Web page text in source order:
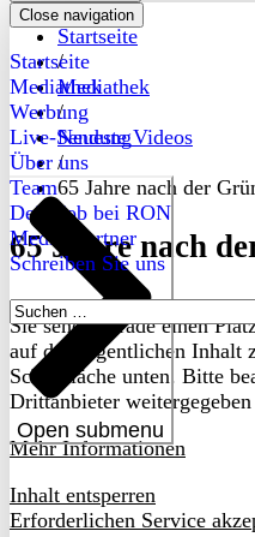
Close navigation
Startseite
Mediathek
Werbung
Live-Sendung
Über uns
Open submenu
Team
Dein Job bei RON
Medienpartner
Schreiben Sie uns
Suchen
nach:
Startseite
/
Mediathek
/
Neueste Videos
/
65 Jahre nach der
65 Jahre nach
Sie sehen gerade einen
auf den eigentlichen Inhalt
Schaltfläche unten. Bitte
Drittanbieter
Mehr Informationen
Inhalt entsperren
Erforderlichen Service